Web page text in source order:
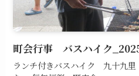
町会行事 バスハイク
ランチ付きバスハイク 九十九